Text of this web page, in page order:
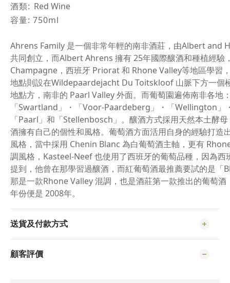
酒類: Red Wine
容量: 750ml
Ahrens Family 是一個非常年輕的南非酒莊，由Albert and
共同創立，而Albert Ahrens 擁有 25年國際釀酒和種植經驗
Champagne，西班牙 Priorat 和 Rhone Valley等地區學習
地點則設在Wildepaardejacht Du Toitskloof 山脈下方一個
地點方，南非的 Paarl Valley 外面。而葡萄園遍佈南非各地
「Swartland」・「Voor-Paardeberg」・「Wellington」
「Paarl」和「Stellenbosch」。釀酒方式採用天然本土酵
酒擁有自己的個性和風格。葡萄酒方面活用自身的經驗打造
風格，當中採用 Chenin Blanc 為白葡萄酒主軸，更有
調風格，Kasteel-Neef 也使用了西班牙的葡萄品種，因為西
提到，他曾在那學習過釀酒，而紅葡萄酒最推薦要試的是「
那是一款Rhone Valley 混調，也是酒莊第一款推出的葡萄酒
年份便是 2008年。
送貨及付款方式
顧客評價